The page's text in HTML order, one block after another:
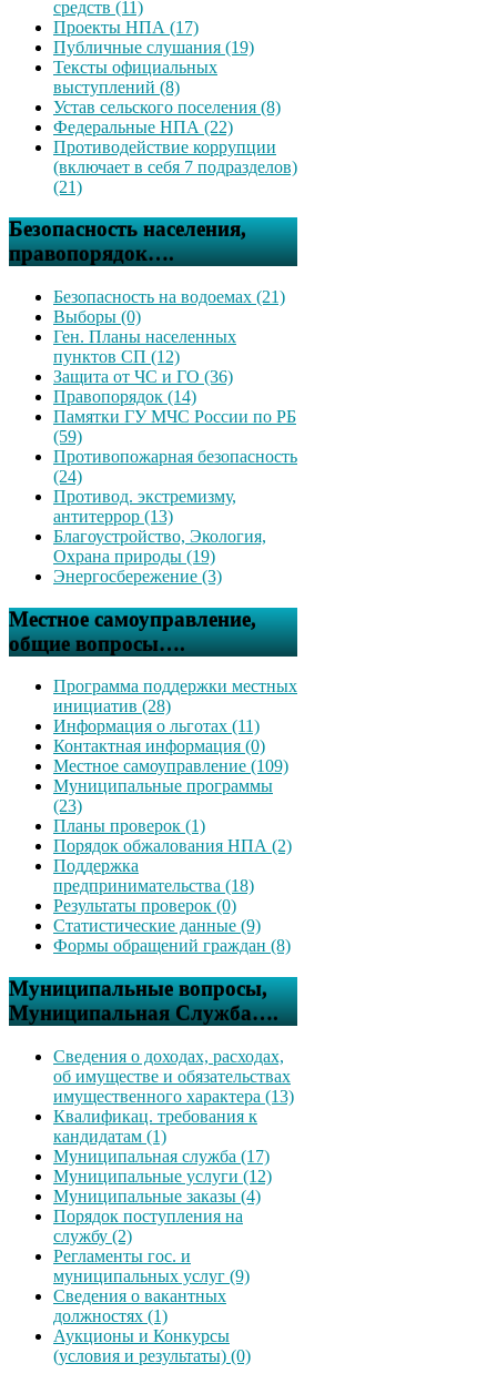
средств (11)
Проекты НПА (17)
Публичные слушания (19)
Тексты официальных
выступлений (8)
Устав сельского поселения (8)
Федеральные НПА (22)
Противодействие коррупции
(включает в себя 7 подразделов)
(21)
Безопасность населения,
правопорядок….
Безопасность на водоемах (21)
Выборы (0)
Ген. Планы населенных
пунктов СП (12)
Защита от ЧС и ГО (36)
Правопорядок (14)
Памятки ГУ МЧС России по РБ
(59)
Противопожарная безопасность
(24)
Противод. экстремизму,
антитеррор (13)
Благоустройство, Экология,
Охрана природы (19)
Энергосбережение (3)
Местное самоуправление,
общие вопросы….
Программа поддержки местных
инициатив (28)
Информация о льготах (11)
Контактная информация (0)
Местное самоуправление (109)
Муниципальные программы
(23)
Планы проверок (1)
Порядок обжалования НПА (2)
Поддержка
предпринимательства (18)
Результаты проверок (0)
Статистические данные (9)
Формы обращений граждан (8)
Муниципальные вопросы,
Муниципальная Служба….
Сведения о доходах, расходах,
об имуществе и обязательствах
имущественного характера (13)
Квалификац. требования к
кандидатам (1)
Муниципальная служба (17)
Муниципальные услуги (12)
Муниципальные заказы (4)
Порядок поступления на
службу (2)
Регламенты гос. и
муниципальных услуг (9)
Сведения о вакантных
должностях (1)
Аукционы и Конкурсы
(условия и результаты) (0)